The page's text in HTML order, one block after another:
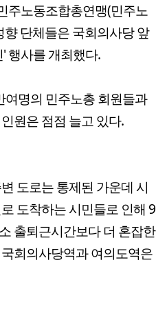
주노동조합총연맹(민주노
단체들은 국회의사당 앞
행사를 개최했다.
여명의 민주노총 회원들과
원은 점점 늘고 있다.
도로는 통제된 가운데 시
도착하는 시민들로 인해 9
출퇴근시간보다 더 혼잡한
회의사당역과 여의도역은